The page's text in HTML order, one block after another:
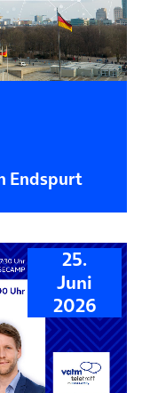
Endspurt
25.
Juni
2026